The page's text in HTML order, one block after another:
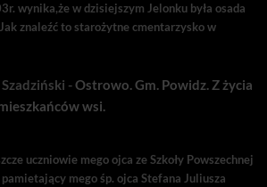
wynika,że w dzisiejszym Jelonku była osada
znaleźć to starożytne cmentarzysko w
-Ostrowo. Gm. Powidz. Z życia
wsi.
uczniowie mego ojca ze Szkoły Powszechnej
mego śp. ojca Stefana Juliusza